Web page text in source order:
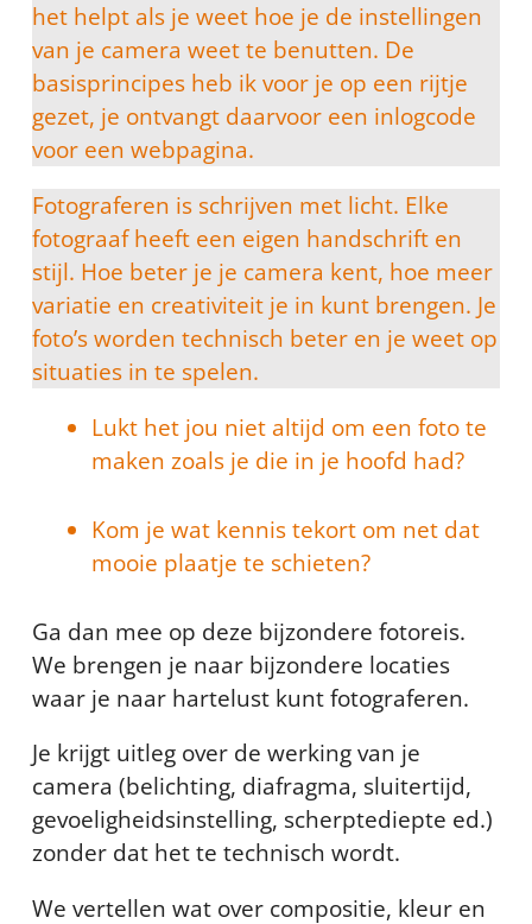
het helpt als je weet hoe je de instellingen
van je camera weet te benutten. De
basisprincipes heb ik voor je op een rijtje
gezet, je ontvangt daarvoor een inlogcode
voor een webpagina.
Fotograferen is schrijven met licht. Elke
fotograaf heeft een eigen handschrift en
stijl. Hoe beter je je camera kent, hoe meer
variatie en creativiteit je in kunt brengen. Je
foto’s worden technisch beter en je weet op
situaties in te spelen.
Lukt het jou niet altijd om een foto te
maken zoals je die in je hoofd had?
Kom je wat kennis tekort om net dat
mooie plaatje te schieten?
Ga dan mee op deze bijzondere fotoreis.
We brengen je naar bijzondere locaties
waar je naar hartelust kunt fotograferen.
Je krijgt uitleg over de werking van je
camera (belichting, diafragma, sluitertijd,
gevoeligheidsinstelling, scherptediepte ed.)
zonder dat het te technisch wordt.
We vertellen wat over compositie, kleur en